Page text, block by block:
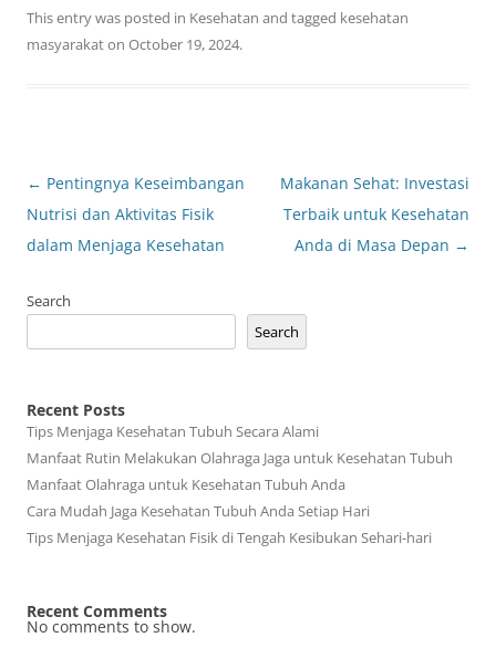
This entry was posted in Kesehatan and tagged kesehatan
masyarakaton October 19, 2024.
Post
navigation
← Pentingnya Keseimbangan
Nutrisi dan Aktivitas Fisik
dalam Menjaga Kesehatan
Makanan Sehat: Investasi
Terbaik untuk Kesehatan
Anda di Masa Depan →
Search
Search
Recent Posts
Tips Menjaga Kesehatan Tubuh Secara Alami
Manfaat Rutin Melakukan Olahraga Jaga untuk Kesehatan Tubuh
Manfaat Olahraga untuk Kesehatan Tubuh Anda
Cara Mudah Jaga Kesehatan Tubuh Anda Setiap Hari
Tips Menjaga Kesehatan Fisik di Tengah Kesibukan Sehari-hari
Recent Comments
No comments to show.